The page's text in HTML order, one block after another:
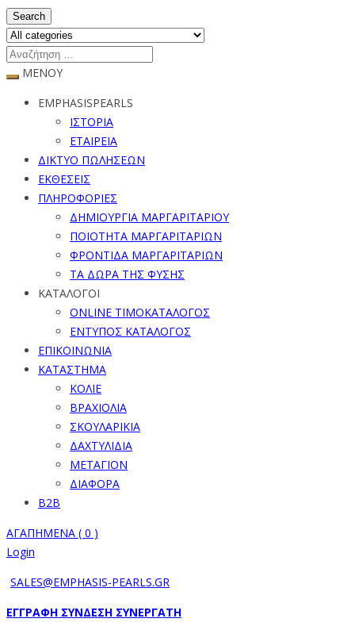
Search
ΜΕΝΟΥ
EMPHASISPEARLS
ΙΣΤΟΡΙΑ
ΕΤΑΙΡΕΙΑ
ΔΙΚΤΥΟ ΠΩΛΗΣΕΩΝ
ΕΚΘΕΣΕΙΣ
ΠΛΗΡΟΦΟΡΙΕΣ
ΔΗΜΙΟΥΡΓΙΑ ΜΑΡΓΑΡΙΤΑΡΙΟΥ
ΠΟΙΟΤΗΤΑ ΜΑΡΓΑΡΙΤΑΡΙΩΝ
ΦΡΟΝΤΙΔΑ ΜΑΡΓΑΡΙΤΑΡΙΩΝ
ΤΑ ΔΩΡΑ ΤΗΣ ΦΥΣΗΣ
ΚΑΤΑΛΟΓΟΙ
ONLINE ΤΙΜΟΚΑΤΑΛΟΓΟΣ
ΕΝΤΥΠΟΣ ΚΑΤΑΛΟΓΟΣ
ΕΠΙΚΟΙΝΩΝΙΑ
ΚΑΤΑΣΤΗΜΑ
ΚΟΛΙΕ
ΒΡΑΧΙΟΛΙΑ
ΣΚΟΥΛΑΡΙΚΙΑ
ΔΑΧΤΥΛΙΔΙΑ
ΜΕΤΑΓΙΟΝ
ΔΙΑΦΟΡΑ
B2B
ΑΓΑΠΗΜΕΝΑ ( 0 )
Login
SALES@EMPHASIS-PEARLS.GR
ΕΓΓΡΑΦΗ ΣΥΝΔΕΣΗ ΣΥΝΕΡΓΑΤΗ